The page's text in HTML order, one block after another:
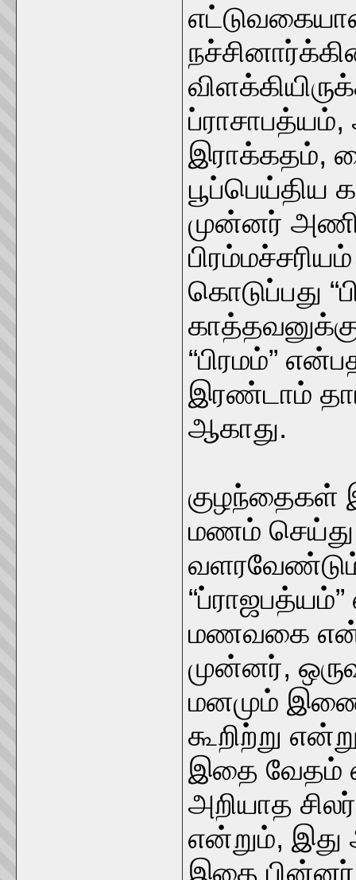
இராக்கதம்,
முன்னர்
கொடுப்பது
“பிரமம்”
இரண்டாம்
ஆகாது.
குழந்தைகள்
மணம்
மணவகை
முன்னர்,
மனமும்
கூறிற்று
இதை வேதம்
அறியாத
என்றும், இது
இதை பின்னர்